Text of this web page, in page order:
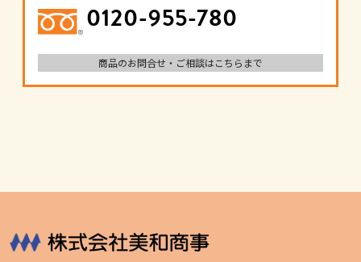
0120-955-780
商品のお問合せ・ご相談はこちらまで